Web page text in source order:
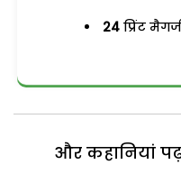
24 प्रिंट
और कहानियां